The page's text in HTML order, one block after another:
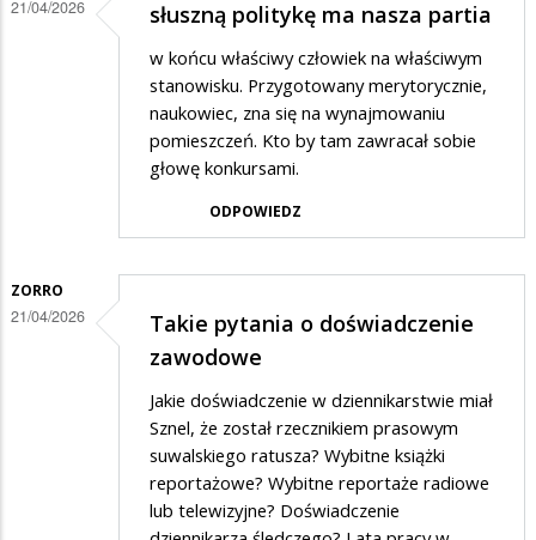
potrzebuje
21/04/2026 słuszną politykę ma nasza partia
w końcu właściwy człowiek na właściwym
stanowisku. Przygotowany merytorycznie,
naukowiec, zna się na wynajmowaniu
pomieszczeń. Kto by tam zawracał sobie
głowę konkursami.
ODPOWIEDZ
ZORRO
21/04/2026
Takie pytania o doświadczenie
zawodowe
Jakie doświadczenie w dziennikarstwie miał
Sznel, że został rzecznikiem prasowym
suwalskiego ratusza? Wybitne książki
reportażowe? Wybitne reportaże radiowe
lub telewizyjne? Doświadczenie